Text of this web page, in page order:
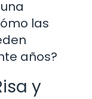
las
años?
y